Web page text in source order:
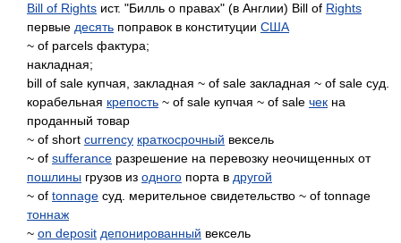
Bill of Rights ист. "Билль о правах" (в Англии) Bill of Rights
первые десять поправок в конституции США
~ of parcels фактура;
накладная;
bill of sale купчая, закладная ~ of sale закладная ~ of sale суд.
корабельная крепость ~ of sale купчая ~ of sale чек на
проданный товар
~ of short currency краткосрочный вексель
~ of sufferance разрешение на перевозку неочищенных от
пошлины грузов из одного порта в другой
~ of tonnage суд. мерительное свидетельство ~ of tonnage
тоннаж
~ on deposit депонированный вексель